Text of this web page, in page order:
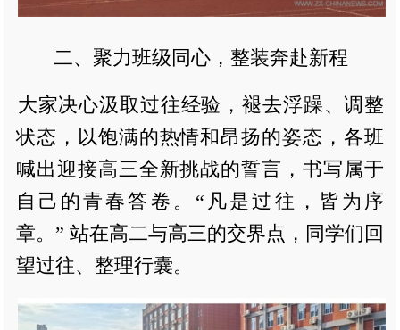
二、聚力班级同心，整装奔赴新程
大家决心汲取过往经验，褪去浮躁、调整
状态，以饱满的热情和昂扬的姿态，各班
喊出迎接高三全新挑战的誓言，书写属于
自己的青春答卷。“凡是过往，皆为序
章。” 站在高二与高三的交界点，同学们回
望过往、整理行囊。